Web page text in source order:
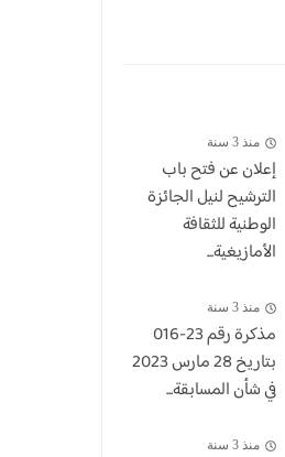
منذ 3 سنة
إعلان عن فتح باب
الترشيح لنيل الجائزة
الوطنية للثقافة
الأمازيغية...
منذ 3 سنة
مذكرة رقم 23-016
بتاريخ 28 مارس 2023
في شأن المسابقة...
منذ 3 سنة